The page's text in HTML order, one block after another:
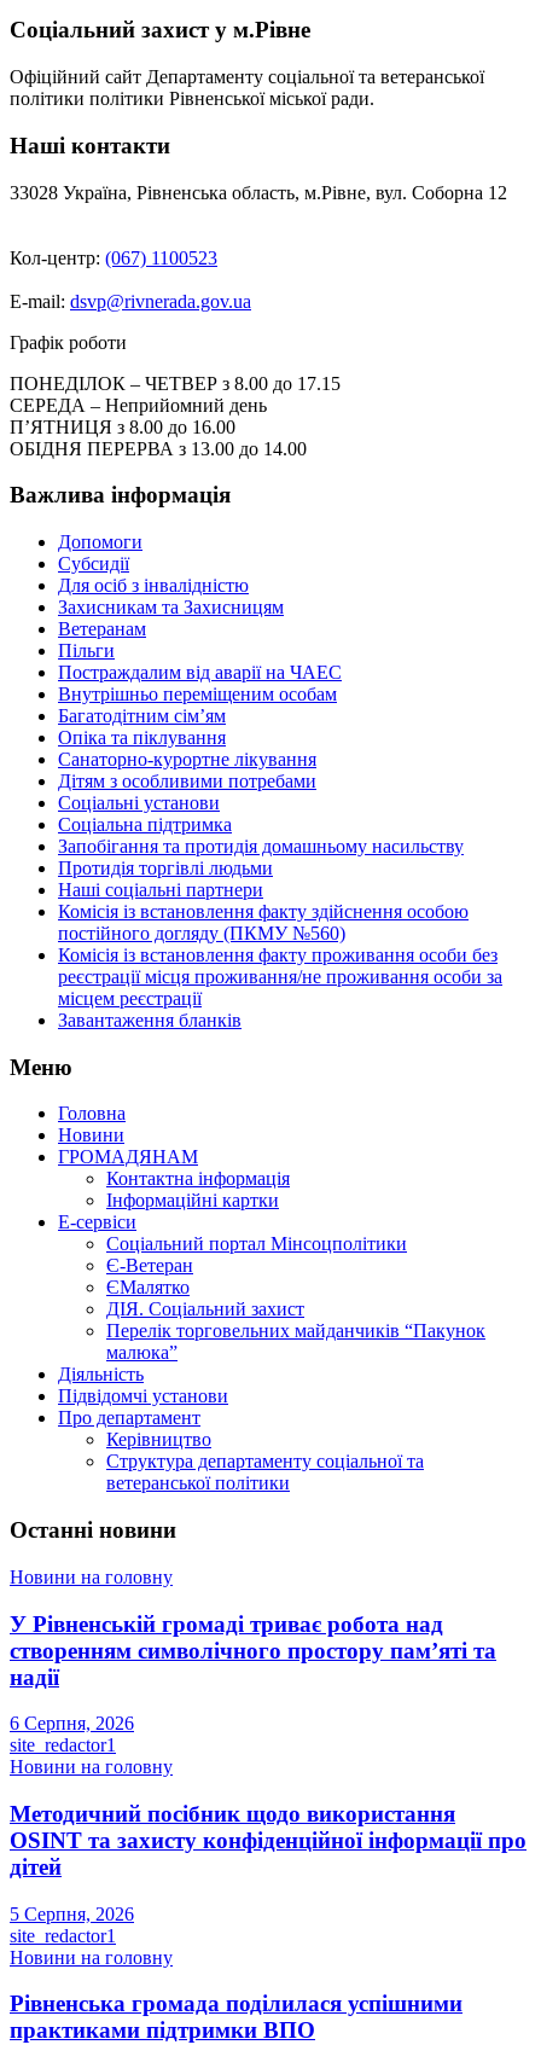
Соціальний захист у м.Рівне
Офіційний сайт Департаменту соціальної та ветеранської
політики політики Рівненської міської ради.
Наші контакти
33028 Україна, Рівненська область, м.Рівне, вул. Соборна 12
Кол-центр: (067) 1100523
E-mail: dsvp@rivnerada.gov.ua
Графік роботи
ПОНЕДІЛОК – ЧЕТВЕР з 8.00 до 17.15
СЕРЕДА – Неприйомний день
П’ЯТНИЦЯ з 8.00 до 16.00
ОБІДНЯ ПЕРЕРВА з 13.00 до 14.00
Важлива інформація
Допомоги
Субсидії
Для осіб з інвалідністю
Захисникам та Захисницям
Ветеранам
Пільги
Постраждалим від аварії на ЧАЕС
Внутрішньо переміщеним особам
Багатодітним сім’ям
Опіка та піклування
Санаторно-курортне лікування
Дітям з особливими потребами
Соціальні установи
Соціальна підтримка
Запобігання та протидія домашньому насильству
Протидія торгівлі людьми
Наші соціальні партнери
Комісія із встановлення факту здійснення особою
постійного догляду (ПКМУ №560)
Комісія із встановлення факту проживання особи без
реєстрації місця проживання/не проживання особи за
місцем реєстрації
Завантаження бланків
Меню
Головна
Новини
ГРОМАДЯНАМ
Контактна інформація
Інформаційні картки
Е-сервіси
Соціальний портал Мінсоцполітики
Є-Ветеран
ЄМалятко
ДІЯ. Соціальний захист
Перелік торговельних майданчиків “Пакунок
малюка”
Діяльність
Підвідомчі установи
Про департамент
Керівництво
Структура департаменту соціальної та
ветеранської політики
Останні новини
Новини на головну
У Рівненській громаді триває робота над
створенням символічного простору пам’яті та
надії
6 Серпня, 2026
site_redactor1
Новини на головну
Методичний посібник щодо використання
OSINT та захисту конфіденційної інформації про
дітей
5 Серпня, 2026
site_redactor1
Новини на головну
Рівненська громада поділилася успішними
практиками підтримки ВПО